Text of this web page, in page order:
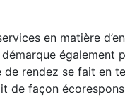
en matière
également
de rendez se fait en
de façon